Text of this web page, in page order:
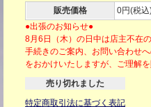
販売価格
0円(税込
●出張のお知らせ●
8月6日（木）の日中は店主不在
手続きのご案内、お問い合わせ
をおかけいたしますが、ご理解
売り切れました
特定商取引法に基づく表記